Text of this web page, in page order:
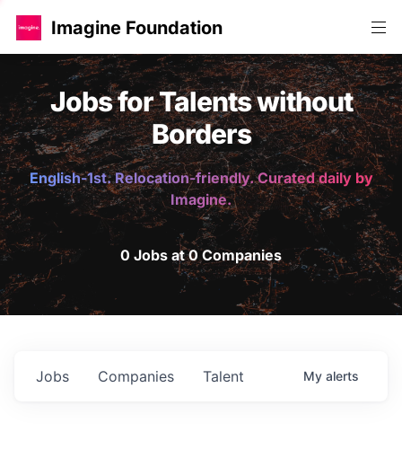
Imagine Foundation
Jobs for Talents without
Borders
English-1st. Relocation-friendly. Curated daily by
Imagine.
0 Jobs at 0 Companies
Jobs Companies Talent My alerts